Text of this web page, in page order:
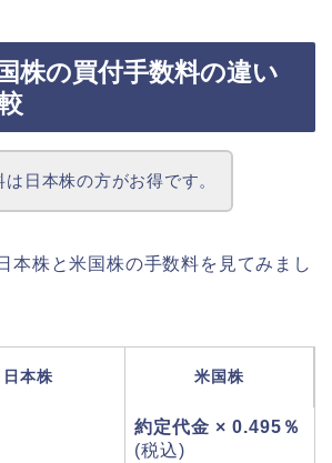
株の買付手数料の違い
は日本株の方がお得です。
本株と米国株の手数料を見てみまし
日本株 米国株
約定代金 × 0.495％
(税込)